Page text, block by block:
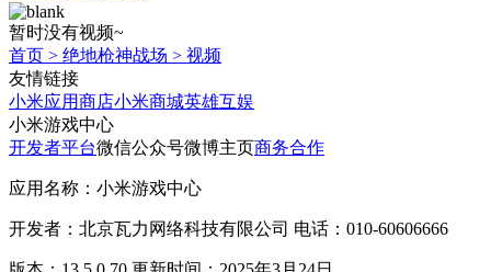
暂时没有视频~
首页 > 绝地枪神战场 > 视频
友情链接
小米应用商店小米商城英雄互娱
小米游戏中心
开发者平台微信公众号微博主页商务合作
应用名称：小米游戏中心
开发者：北京瓦力网络科技有限公司 电话：010-60606666